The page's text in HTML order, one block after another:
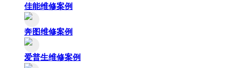
佳能维修案例
奔图维修案例
爱普生维修案例